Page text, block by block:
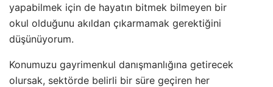
yapabilmek için de hayatın bitmek bilmeyen bir
okul olduğunu akıldan çıkarmamak gerektiğini
düşünüyorum.
Konumuzu gayrimenkul danışmanlığına getirecek
olursak, sektörde belirli bir süre geçiren her